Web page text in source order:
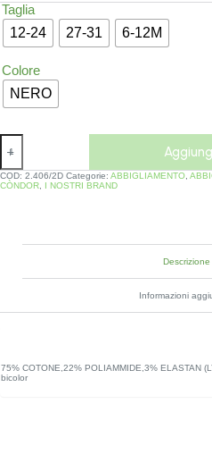
Taglia
12-24
27-31 6-12M
Colore
NERO
COD: 2.406/2D Categorie: ABBIGLIAMENTO
CÒNDOR
I NOSTRI BRAND
Descrizione
Informazioni
75% COTONE,22% POLIAMMIDE,3% ELASTAN
bicolor